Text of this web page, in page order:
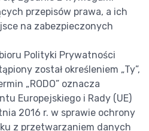
przepisów prawa, a ich
na zabezpieczonych
Polityki Prywatności
został określeniem „Ty”,
„RODO” oznacza
Europejskiego i Rady (UE)
2016 r. w sprawie ochrony
z przetwarzaniem danych